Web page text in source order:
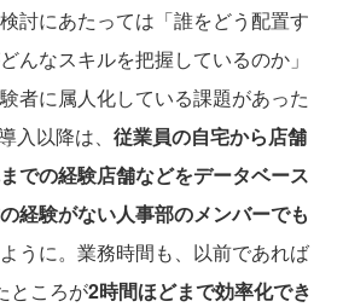
討にあたっては「誰をどう配置す
んなスキルを把握しているのか」
者に属人化している課題があった
入以降は、 従業員の自宅から店舗
での経験店舗などをデータベース
経験がない人事部のメンバーでも
ように。業務時間も、以前であれば
ところが2時間ほどまで効率化でき